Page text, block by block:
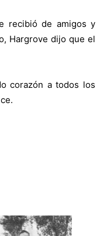
recibió de amigos y
Hargrove dijo que el
corazón a todos los